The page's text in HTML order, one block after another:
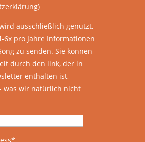
)
ausschließlich genutzt,
6x pro Jahre Informationen
zu senden. Sie können
durch den link, der in
enthalten ist,
was wir natürlich nicht